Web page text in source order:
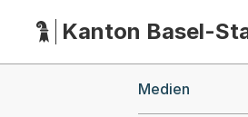
HauptnavigationKanton Basel-
Medien